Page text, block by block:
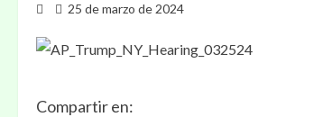
25 de marzo de 2024
Compartir en: